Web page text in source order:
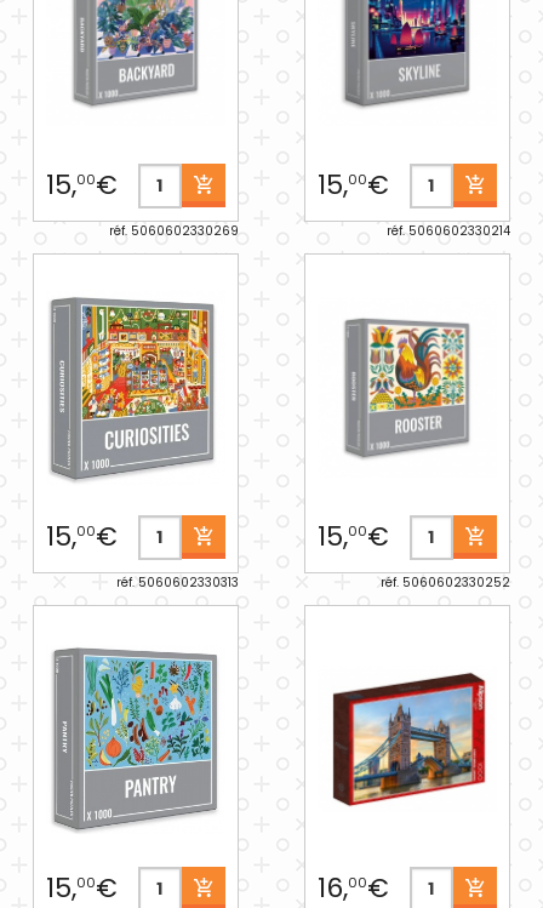
15,00€
réf. 5060602330269
15,00€
réf. 5060602330214
15,00€
réf. 5060602330313
15,00€
réf. 5060602330252
15,00€ 16,00€